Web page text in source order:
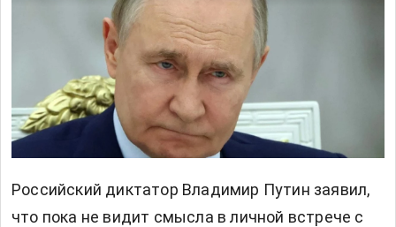
Российский диктатор Владимир Путин заявил,
что пока не видит смысла в личной встрече с